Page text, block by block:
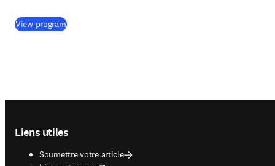
View program(
Liens utiles
Soumettre votre article